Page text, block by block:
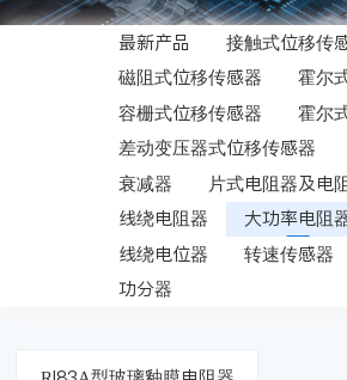
最新产品
接触式位移传
磁阻式位移传感器
霍尔
容栅式位移传感器
霍尔
差动变压器式位移传感器
衰减器
片式电阻器及电
线绕电阻器
大功率电阻
线绕电位器
转速传感器
功分器